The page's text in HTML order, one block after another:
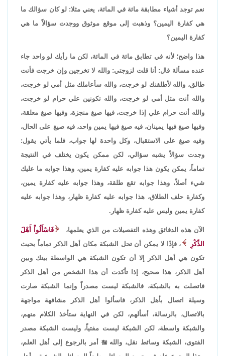
نعم توجد أشياء مطابقة مائة في المائة، يعني مثلا: لو كان سؤالك ما
هي كفارة اليمين؟ وذهبت إلى موقع موثوق ووجدت سؤالاً ما هي
كفارة اليمين؟
هذا واضح؛ لأنه في تطابق مائة في المائة، لكن ما رأيك لو واحد جاء
عنده مسألة قال: أنا قلت لزوجتي: والله لا تخرجين وإن خرجت فأنت
طالق، والله لأطلقنك لو خرجت، والله سأعاملك مثل أمي لو خرجت،
والله أنت مثل أمي لو خرجت، والله تكونين علي حرام لو خرجت،
والله أنت حرام علي إذا خرجت، فيها صيغ منجزة، وفيها صيغ معلقة،
وفيها صيغ فيها يمينان، فيه صيغ فيها يمين واحد، فيه صيغ على الحال،
وفيه صيغ على الاستقبال، وكل واحدة لها جواب، فلما يأتي يقول:
وجدت سؤالاً يشبه سؤالي، لكن ممكن يكون يختلف في النتيجة
تماماً، يمكن يكون هذا جوابه عليه كفارة يمين، وهذا جوابه ما عليك
شيء أصلاً، وهذا جوابه تقع طلقة، وهذا جوابه عليه كفارة يمين،
وكفارة حلف الطلاق، هذا جوابه عليه كفارة ظهار، وهذا جوابه عليه
كفارة يمين وليس عليه كفارة ظهار.
الآن هذه الدقائق وهذه التفصيلات من الذي يعلمها،
فَاسْأَلُواْ أَهْلَ
الذِّكْرِ
، فإذًا لا يمكن أن تحل الشبكة مكان أهل الذكر تماماً بحيث
تكون هي أهل الذكر إلا أن تكون الشبكة هي الواسطة بينك وبين
أهل الذكر، هذا صحيح، إذا تأكدت أن هذا الشخص من أهل الذكر
فاتصلت به بالشبكة، فالشبكة ليست مصدراً وإنما الشبكة صارت
وسيلة اتصال بأهل الذكر، فاسألوا أهل الذكر مشافهة مواجهة
بالاتصال، بالرسالة، أسألهم، لكن في النهاية ستأخذ الكلام منهم،
والشبكة واسطة، لكن الشبكة ليست مفتياً، وليست الشبكة مصدر
الفتوى، الشبكة وسائط نقل، والله أمر بالرجوع إلى أهل العلم،